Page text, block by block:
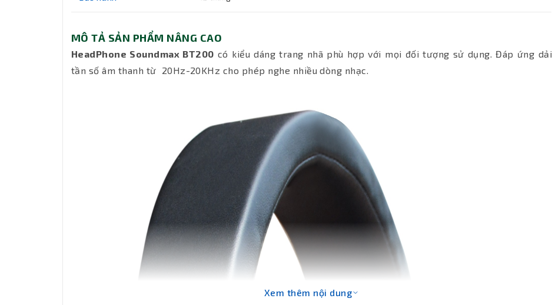
MÔ TẢ SẢN PHẨM NÂNG CAO
HeadPhone Soundmax BT200 có kiểu dáng trang nhã phù hợp với mọi đối tượng sử dụng. Đáp ứng dải
tần số âm thanh từ 20Hz-20KHz cho phép nghe nhiều dòng nhạc.
Xem thêm nội dung